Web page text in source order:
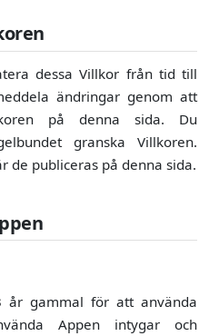
dessa Villkor från tid till
ändringar genom att
på denna sida. Du
granska Villkoren.
de publiceras på denna sida.
år gammal för att använda
Appen intygar och